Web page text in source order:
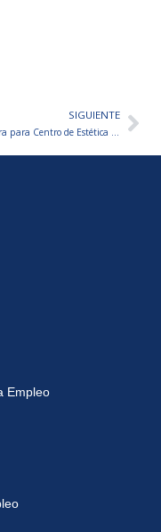
SIGUIENTE
Vendedora para Centro de Estética – ZONA CASEROS
Empleo